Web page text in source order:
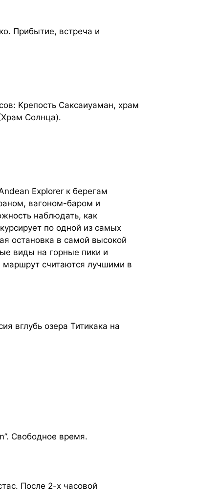
Прибытие, встреча и
Kрепость Саксаиуаман, храм
Солнца).
Explorer к берегам
вагоном-баром и
наблюдать, как
по одной из самых
остановка в самой высокой
виды на горные пики и
считаются лучшими в
вглубь озера Титикака на
Свободное время.
После 2-х часовой